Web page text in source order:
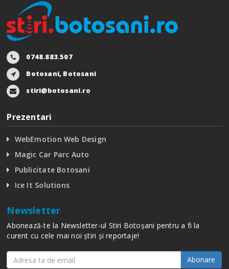
0748.883.507
Botosani, Botosani
stiri@botosani.ro
Prezentari
WebEmotion Web Design
Magic Car Parc Auto
Publicitate Botosani
Ice It Solutions
Newsletter
Abonează-te la Newsletter-ul Stiri Botoșani pentru a fi la
curent cu cele mai noi știri și reportaje!
Abonare